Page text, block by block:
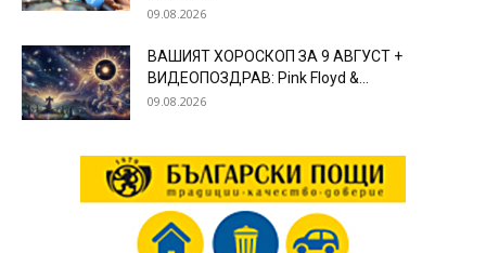
09.08.2026
ВАШИЯТ ХОРОСКОП ЗА 9 АВГУСТ +
ВИДЕОПОЗДРАВ: Pink Floyd &...
09.08.2026